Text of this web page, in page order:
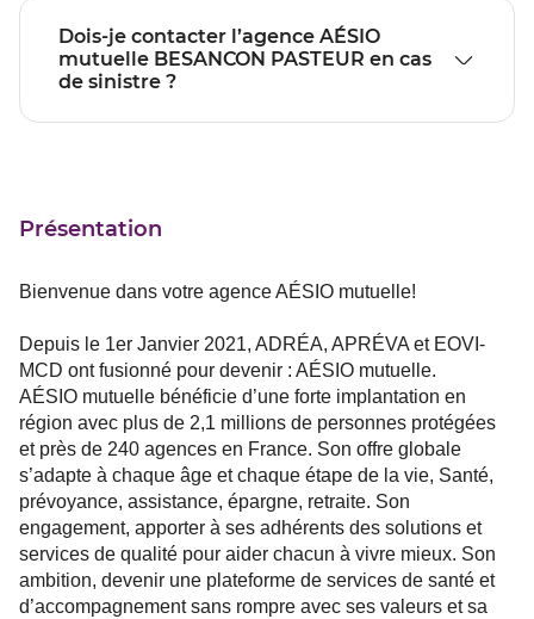
Dois-je contacter l’agence AÉSIO
mutuelle BESANCON PASTEUR en cas
de sinistre ?
Présentation
Bienvenue dans votre agence AÉSIO mutuelle!
Depuis le 1er Janvier 2021, ADRÉA, APRÉVA et EOVI-
MCD ont fusionné pour devenir : AÉSIO mutuelle.
AÉSIO mutuelle bénéficie d’une forte implantation en
région avec plus de 2,1 millions de personnes protégées
et près de 240 agences en France. Son offre globale
s’adapte à chaque âge et chaque étape de la vie, Santé,
prévoyance, assistance, épargne, retraite. Son
engagement, apporter à ses adhérents des solutions et
services de qualité pour aider chacun à vivre mieux. Son
ambition, devenir une plateforme de services de santé et
d’accompagnement sans rompre avec ses valeurs et sa